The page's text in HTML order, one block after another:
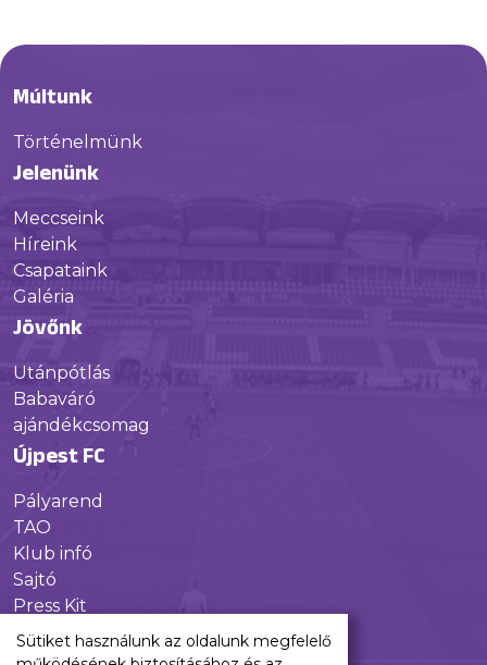
Múltunk
Történelmünk
Jelenünk
Meccseink
Híreink
Csapataink
Galéria
Jövőnk
Utánpótlás
Babaváró
ajándékcsomag
Újpest FC
Pályarend
TAO
Klub infó
Sajtó
Press Kit
Újpest FC Shop
Sütiket használunk az oldalunk megfelelő